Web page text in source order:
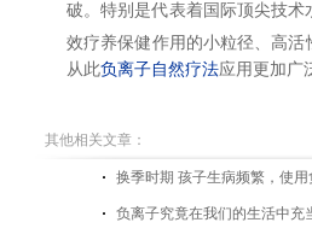
破。特别是代表着国际顶尖技
效疗养保健作用的小粒径、高活
从此负离子自然疗法应用更加广
其他相关文章：
换季时期 孩子生病频繁，使
负离子究竟在我们的生活中充